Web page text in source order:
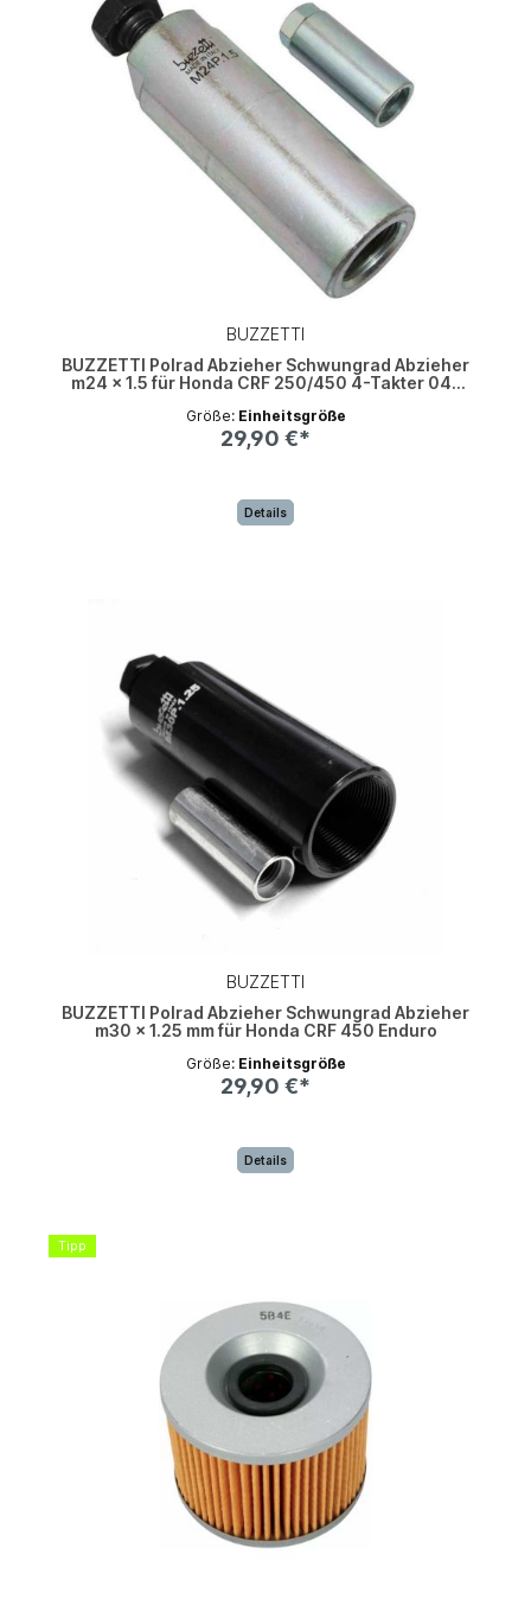
BUZZETTI
BUZZETTI Polrad Abzieher Schwungrad Abzieher
m24 x 1.5 für Honda CRF 250/450 4-Takter 04-
Größe: Einheitsgröße
29,90 €*
Details
BUZZETTI
BUZZETTI Polrad Abzieher Schwungrad Abzieher
m30 x 1.25 mm für Honda CRF 450 Enduro
Größe: Einheitsgröße
29,90 €*
Details
Tipp